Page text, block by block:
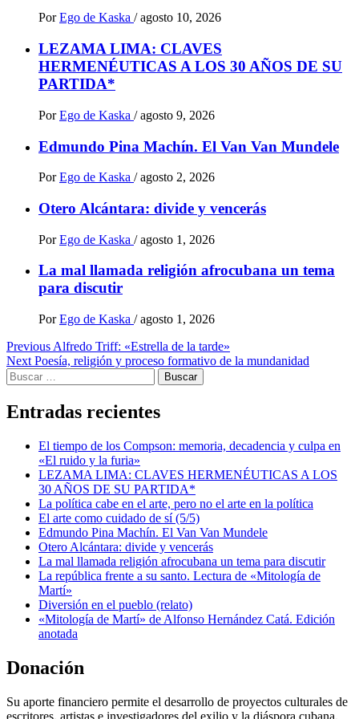
Por Ego de Kaska / agosto 10, 2026
LEZAMA LIMA: CLAVES
HERMENÉUTICAS A LOS 30 AÑOS DE SU
PARTIDA*
Por Ego de Kaska / agosto 9, 2026
Edmundo Pina Machín. El Van Van Mundele
Por Ego de Kaska / agosto 2, 2026
Otero Alcántara: divide y vencerás
Por Ego de Kaska / agosto 1, 2026
La mal llamada religión afrocubana un tema
para discutir
Por Ego de Kaska / agosto 1, 2026
Post
navigation
Previous Alfredo Triff: «Estrella de la tarde»
Next Poesía, religión y proceso formativo de la mundanidad
Buscar:
Entradas recientes
El tiempo de los Compson: memoria, decadencia y culpa en
«El ruido y la furia»
LEZAMA LIMA: CLAVES HERMENÉUTICAS A LOS
30 AÑOS DE SU PARTIDA*
La política cabe en el arte, pero no el arte en la política
El arte como cuidado de sí (5/5)
Edmundo Pina Machín. El Van Van Mundele
Otero Alcántara: divide y vencerás
La mal llamada religión afrocubana un tema para discutir
La república frente a su santo. Lectura de «Mitología de
Martí»
Diversión en el pueblo (relato)
«Mitología de Martí» de Alfonso Hernández Catá. Edición
anotada
Donación
Su aporte financiero permite el desarrollo de proyectos culturales de
escritores, artistas e investigadores del exilio y la diáspora cubana.